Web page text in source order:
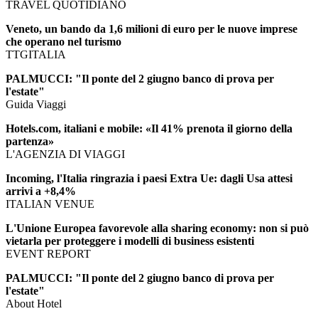
TRAVEL QUOTIDIANO
Veneto, un bando da 1,6 milioni di euro per le nuove imprese
che operano nel turismo
TTGITALIA
PALMUCCI: "Il ponte del 2 giugno banco di prova per
l'estate"
Guida Viaggi
Hotels.com, italiani e mobile: «Il 41% prenota il giorno della
partenza»
L'AGENZIA DI VIAGGI
Incoming, l'Italia ringrazia i paesi Extra Ue: dagli Usa attesi
arrivi a +8,4%
ITALIAN VENUE
L'Unione Europea favorevole alla sharing economy: non si può
vietarla per proteggere i modelli di business esistenti
EVENT REPORT
PALMUCCI: "Il ponte del 2 giugno banco di prova per
l'estate"
About Hotel